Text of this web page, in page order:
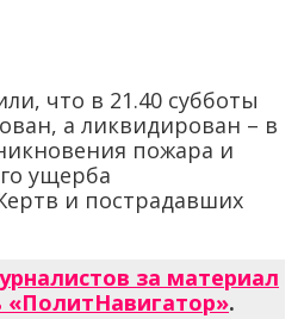
что в 21.40 субботы
а ликвидирован – в
пожара и
ущерба
и пострадавших
за материал
.